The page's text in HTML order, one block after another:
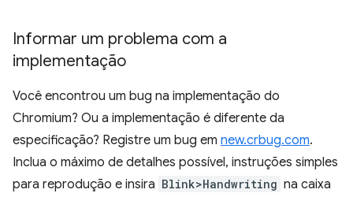
Informar um problema com a
implementação
Você encontrou um bug na implementação do
Chromium? Ou a implementação é diferente da
especificação? Registre um bug em new.crbug.com.
Inclua o máximo de detalhes possível, instruções simples
para reprodução e insira Blink>Handwriting na caixa